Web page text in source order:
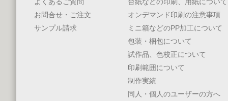
よくあるご質問
お問合せ・ご注文
サンプル請求
台紙などの印刷、用紙について
オンデマンド印刷の注意事項
ミニ箱などのPP加工について
包装・梱包について
試作品、色校正について
印刷範囲について
制作実績
同人・個人のユーザーの方へ